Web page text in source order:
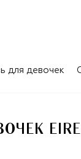
для девочек